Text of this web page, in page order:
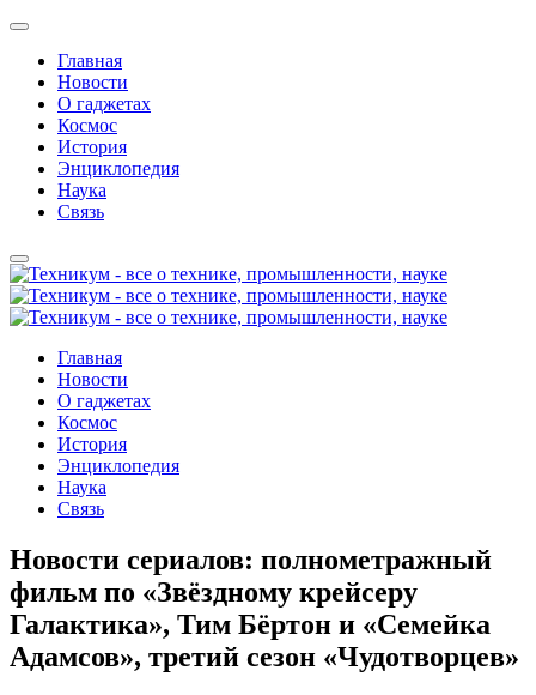
Главная
Новости
О гаджетах
Космос
История
Энциклопедия
Наука
Связь
Главная
Новости
О гаджетах
Космос
История
Энциклопедия
Наука
Связь
Новости сериалов: полнометражный
фильм по «Звёздному крейсеру
Галактика», Тим Бёртон и «Семейка
Адамсов», третий сезон «Чудотворцев»